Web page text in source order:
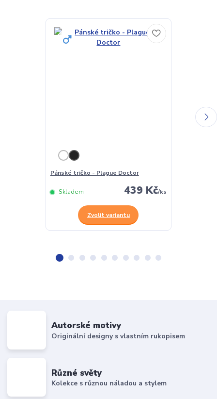
Pánské tričko - Plague Doctor
439 Kč/ks
Skladem
Zvolit variantu
Autorské motivy
Originální designy s vlastním rukopisem
Různé světy
Kolekce s různou náladou a stylem